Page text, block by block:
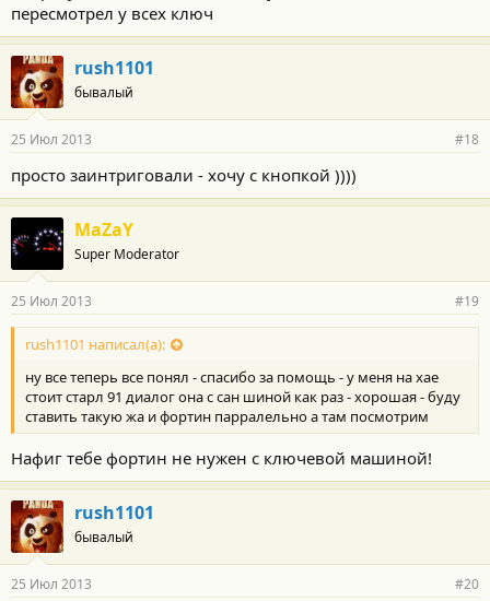
пересмотрел у всех ключ
rush1101
бывалый
25 Июл 2013 #18
просто заинтриговали - хочу с кнопкой ))))
MaZaY
Super Moderator
25 Июл 2013 #19
rush1101 написал(а):
ну все теперь все понял - спасибо за помощь - у меня на хае
стоит старл 91 диалог она с сан шиной как раз - хорошая - буду
ставить такую жа и фортин парралельно а там посмотрим
Нафиг тебе фортин не нужен с ключевой машиной!
rush1101
бывалый
25 Июл 2013 #20